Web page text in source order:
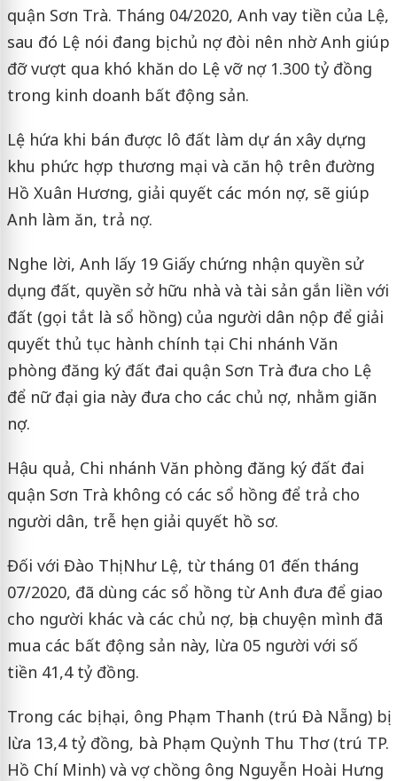
quận Sơn Trà. Tháng 04/2020, Anh vay tiền của Lệ,
sau đó Lệ nói đang bị chủ nợ đòi nên nhờ Anh giúp
đỡ vượt qua khó khăn do Lệ vỡ nợ 1.300 tỷ đồng
trong kinh doanh bất động sản.
Lệ hứa khi bán được lô đất làm dự án xây dựng
khu phức hợp thương mại và căn hộ trên đường
Hồ Xuân Hương, giải quyết các món nợ, sẽ giúp
Anh làm ăn, trả nợ.
Nghe lời, Anh lấy 19 Giấy chứng nhận quyền sử
dụng đất, quyền sở hữu nhà và tài sản gắn liền với
đất (gọi tắt là sổ hồng) của người dân nộp để giải
quyết thủ tục hành chính tại Chi nhánh Văn
phòng đăng ký đất đai quận Sơn Trà đưa cho Lệ
để nữ đại gia này đưa cho các chủ nợ, nhằm giãn
nợ.
Hậu quả, Chi nhánh Văn phòng đăng ký đất đai
quận Sơn Trà không có các sổ hồng để trả cho
người dân, trễ hẹn giải quyết hồ sơ.
Đối với Đào Thị Như Lệ, từ tháng 01 đến tháng
07/2020, đã dùng các sổ hồng từ Anh đưa để giao
cho người khác và các chủ nợ, bịa chuyện mình đã
mua các bất động sản này, lừa 05 người với số
tiền 41,4 tỷ đồng.
Trong các bị hại, ông Phạm Thanh (trú Đà Nẵng) bị
lừa 13,4 tỷ đồng, bà Phạm Quỳnh Thu Thơ (trú TP.
Hồ Chí Minh) và vợ chồng ông Nguyễn Hoài Hưng